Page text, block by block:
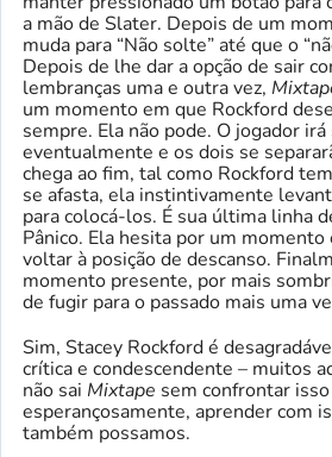
a mão de Slater. Depois de um
muda para “Não solte” até que o
Depois de lhe dar a opção de sair
lembranças uma e outra vez,
um momento em que Rockford
sempre. Ela não pode. O jogador
eventualmente e os dois se
chega ao fim, tal como Rockford
se afasta, ela instintivamente
para colocá-los. É sua última linha
Pânico. Ela hesita por um
voltar à posição de descanso.
momento presente, por mais
de fugir para o passado mais uma
Sim, Stacey Rockford é
crítica e condescendente – muitos
não sai Mixtape sem confrontar
esperançosamente, aprender com
também possamos.